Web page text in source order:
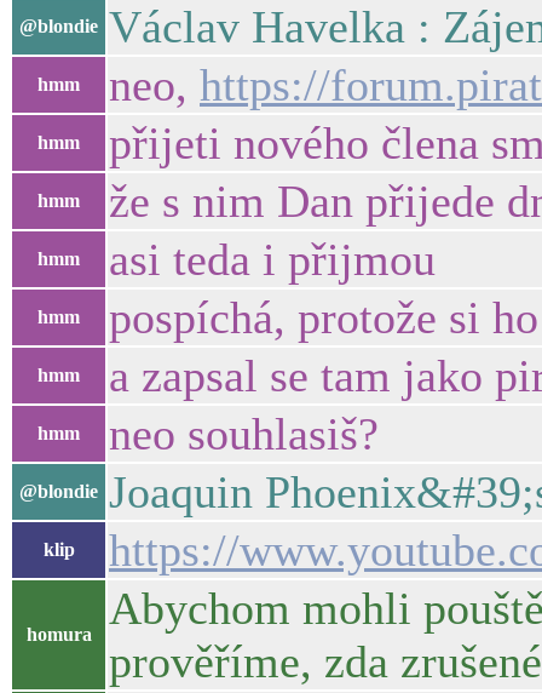
@blondie Václav Havelka :
hmm neo, https://
hmm přijeti nového člena
hmm že s nim Dan přijede
hmm asi teda i přijmou
hmm pospíchá, protože si
hmm a zapsal se tam jako
hmm neo souhlasiš?
@blondie Joaquin
klip https://
homura
Abychom mohli
prověříme, zda